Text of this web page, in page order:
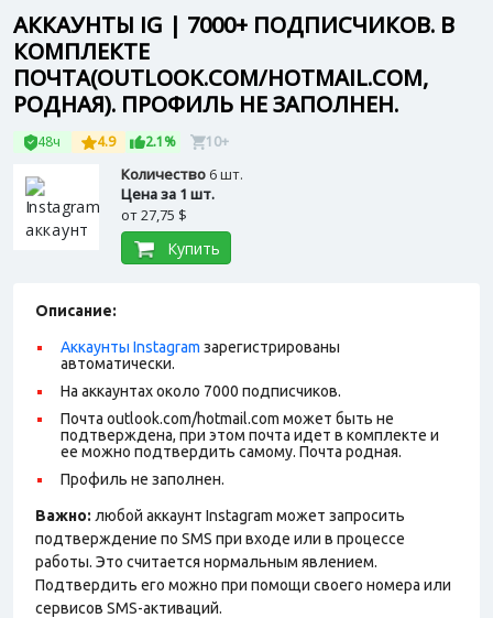
АККАУНТЫ IG | 7000+ ПОДПИСЧИКОВ. В
КОМПЛЕКТЕ
ПОЧТА(OUTLOOK.COM/HOTMAIL.COM,
РОДНАЯ). ПРОФИЛЬ НЕ ЗАПОЛНЕН.
48ч 4.9 2.1% 10+
Количество 6 шт.
Цена за 1 шт.
от27,75 $
Купить
Описание:
Аккаунты Instagram зарегистрированы
автоматически.
На аккаунтах около 7000 подписчиков.
Почта outlook.com/hotmail.com может быть не
подтверждена, при этом почта идет в комплекте и
ее можно подтвердить самому. Почта родная.
Профиль не заполнен.
Важно: любой аккаунт Instagram может запросить
подтверждение по SMS при входе или в процессе
работы. Это считается нормальным явлением.
Подтвердить его можно при помощи своего номера или
сервисов SMS-активаций.